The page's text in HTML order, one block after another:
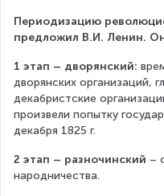
Периодизацию
предложил В.И. Ленин.
1 этап – дворянский:
дворянских организаций,
декабристские
произвели попытку
декабря 1825 г.
2 этап – разночинский –
народничества.